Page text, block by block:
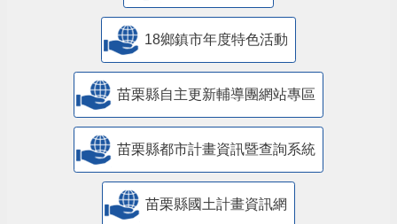
18鄉鎮市年度特色活動
苗栗縣自主更新輔導團網站專區
苗栗縣都市計畫資訊暨查詢系統
苗栗縣國土計畫資訊網